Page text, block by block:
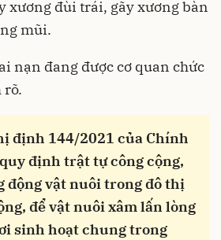
xương đùi trái, gãy xương bàn
mũi.
nạn đang được cơ quan chức
rõ.
định 144/2021 của Chính
định trật tự công cộng,
động vật nuôi trong đô thị
để vật nuôi xâm lấn lòng
sinh hoạt chung trong